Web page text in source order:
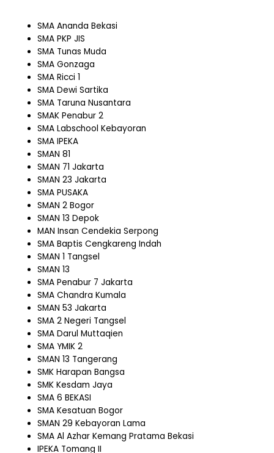
SMA Ananda Bekasi
SMA PKP JIS
SMA Tunas Muda
SMA Gonzaga
SMA Ricci 1
SMA Dewi Sartika
SMA Taruna Nusantara
SMAK Penabur 2
SMA Labschool Kebayoran
SMA IPEKA
SMAN 81
SMAN 71 Jakarta
SMAN 23 Jakarta
SMA PUSAKA
SMAN 2 Bogor
SMAN 13 Depok
MAN Insan Cendekia Serpong
SMA Baptis Cengkareng Indah
SMAN 1 Tangsel
SMAN 13
SMA Penabur 7 Jakarta
SMA Chandra Kumala
SMAN 53 Jakarta
SMA 2 Negeri Tangsel
SMA Darul Muttaqien
SMA YMIK 2
SMAN 13 Tangerang
SMK Harapan Bangsa
SMK Kesdam Jaya
SMA 6 BEKASI
SMA Kesatuan Bogor
SMAN 29 Kebayoran Lama
SMA Al Azhar Kemang Pratama Bekasi
IPEKA Tomang II